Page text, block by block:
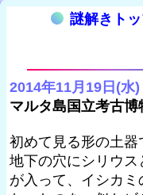
謎解きト
2014年11月19日(水)
マルタ島国立考古
初めて見る形の土器
地下の穴にシリウ
が入って、イシカ